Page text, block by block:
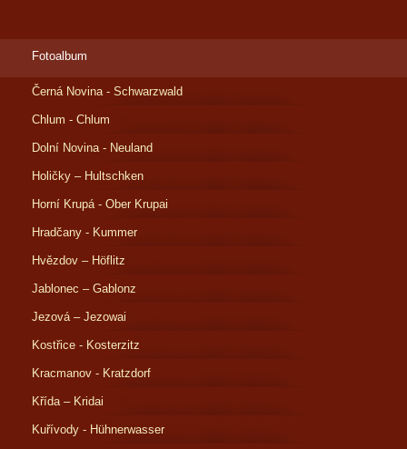
Fotoalbum
Černá Novina - Schwarzwald
Chlum - Chlum
Dolní Novina - Neuland
Holičky – Hultschken
Horní Krupá - Ober Krupai
Hradčany - Kummer
Hvězdov – Höflitz
Jablonec – Gablonz
Jezová – Jezowai
Kostřice - Kosterzitz
Kracmanov - Kratzdorf
Křída – Kridai
Kuřívody - Hühnerwasser